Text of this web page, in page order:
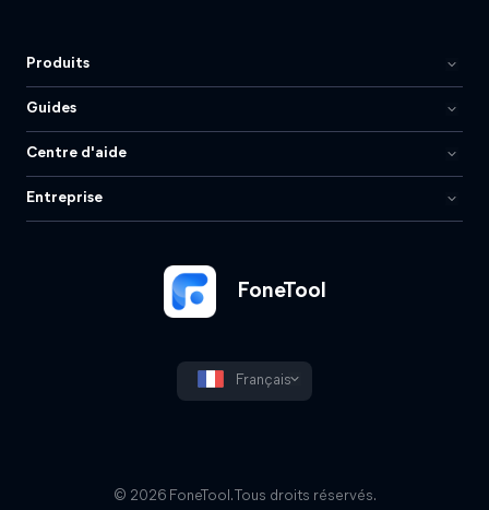
FoneTool
Français
Produits
Guides
Centre d'aide
Entreprise
© 2026 FoneTool. Tous droits réservés.